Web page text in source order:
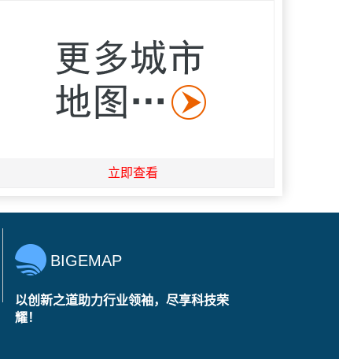
立即查看
BIGEMAP
以创新之道助力行业领袖，尽享科技荣
耀！